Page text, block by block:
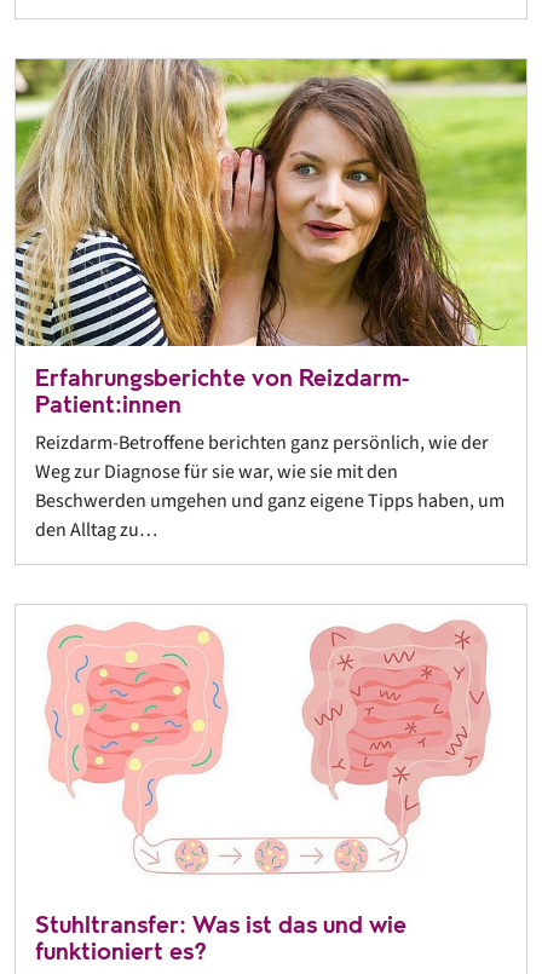
Erfahrungsberichte von Reizdarm-
Patient:innen
Reizdarm-Betroffene berichten ganz persönlich, wie der
Weg zur Diagnose für sie war, wie sie mit den
Beschwerden umgehen und ganz eigene Tipps haben, um
den Alltag zu…
Stuhltransfer: Was ist das und wie
funktioniert es?